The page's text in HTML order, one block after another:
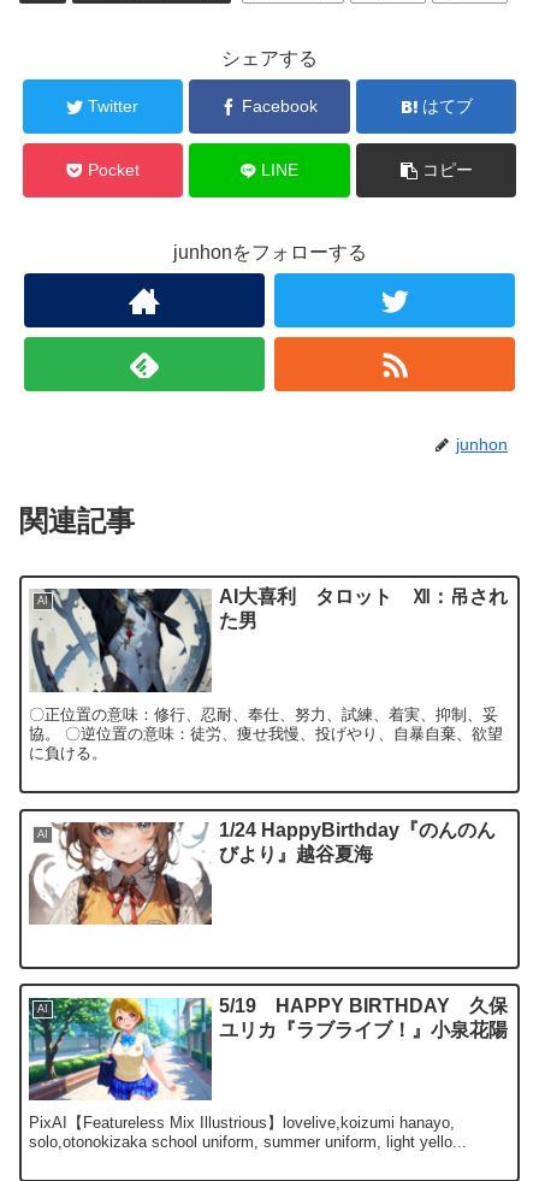
シェアする
Twitter Facebook はてブ
Pocket LINE コピー
junhonをフォローする
junhon
関連記事
AI
AI大喜利 タロット Ⅻ：吊され
た男
〇正位置の意味：修行、忍耐、奉仕、努力、試練、着実、抑制、妥
協。 〇逆位置の意味：徒労、痩せ我慢、投げやり、自暴自棄、欲望
に負ける。
AI
1/24 HappyBirthday『のんのん
びより』越谷夏海
AI
5/19 HAPPY BIRTHDAY 久保
ユリカ『ラブライブ！』小泉花陽
PixAI【Featureless Mix Illustrious】lovelive,koizumi hanayo,
solo,otonokizaka school uniform, summer uniform, light yello...